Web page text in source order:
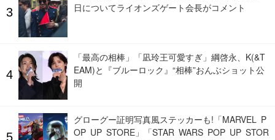
日についてライオンズゲート会長がコメント
「最高の相棒」「凪玲王可愛すぎ」綱啓永、K(&T
EAM)と『ブルーロック』“相棒”おんぶショット公
開
グローグー証明写真風ステッカーも!「MARVEL P
OP UP STORE」「STAR WARS POP UP STOR